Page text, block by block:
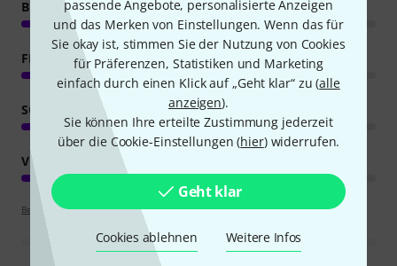
passende Angebote, personalisierte Anzeigen
und das Merken von Einstellungen. Wenn das für
Sie okay ist, stimmen Sie der Nutzung von Cookies
für Präferenzen, Statistiken und Marketing
einfach durch einen Klick auf „Geht klar“ zu (alle
anzeigen).
Sie können Ihre erteilte Zustimmung jederzeit
über die Cookie-Einstellungen (hier) widerrufen.
Geht klar
Cookies ablehnen Weitere Infos
BEDIENUNG
FEATURES
SOUND
VERARBEITUNG
Bewertungsrichtlinien